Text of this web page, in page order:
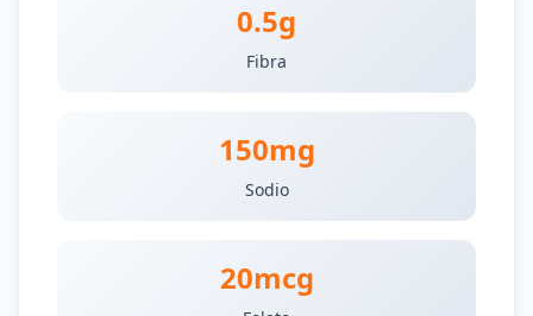
0.5g
Fibra
150mg
Sodio
20mcg